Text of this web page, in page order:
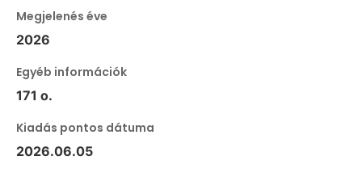
Megjelenés éve
2026
Egyéb információk
171 o.
Kiadás pontos dátuma
2026.06.05